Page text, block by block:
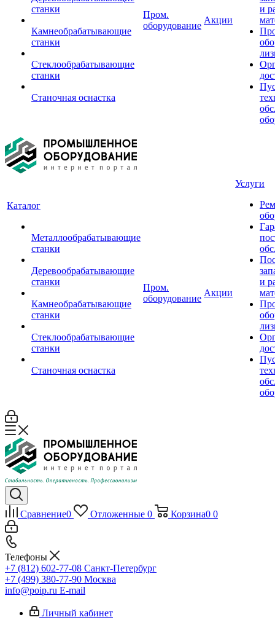
станки
Камнеобрабатывающие
станки
Стеклообрабатывающие
станки
Станочная оснастка
Пром.
оборудование
Акции
и
Каталог
Металлообрабатывающие
станки
Деревообрабатывающие
станки
Камнеобрабатывающие
станки
Стеклообрабатывающие
станки
Станочная оснастка
Пром.
оборудование
Акции
Услуги
и
Сравнение0 Отложенные 0 Корзина0 0
Телефоны
+7 (812) 602-77-08 Санкт-Петербург
+7 (499) 380-77-90 Москва
info@poip.ru E-mail
Личный кабинет